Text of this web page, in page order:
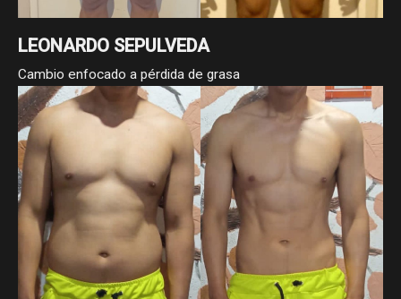
LEONARDO SEPULVEDA
Cambio enfocado a pérdida de grasa